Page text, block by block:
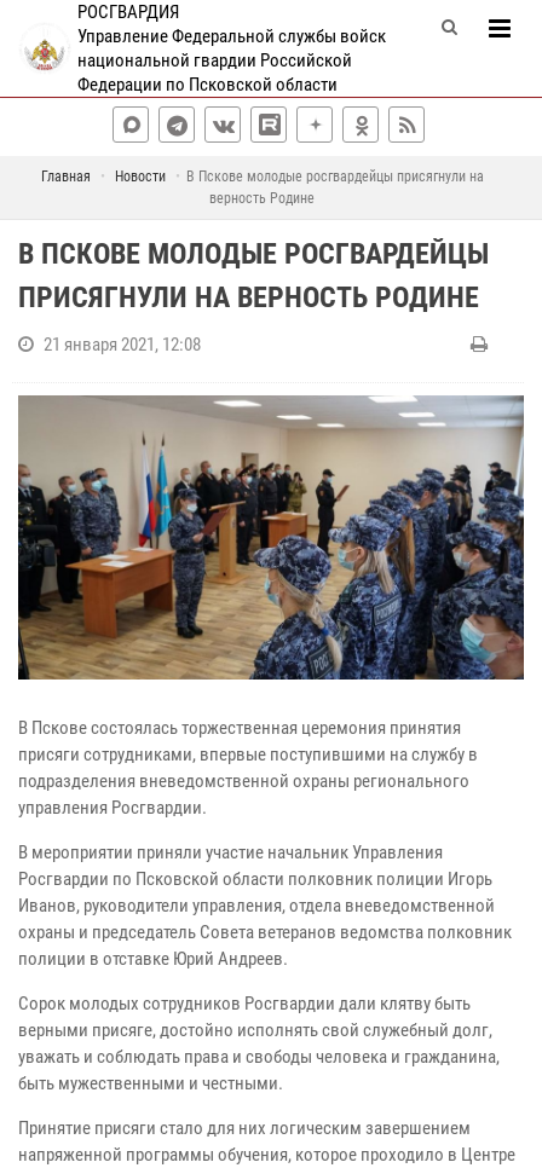
РОСГВАРДИЯ
Управление Федеральной службы войск
национальной гвардии Российской
Федерации по Псковской области
Главная Новости
В Пскове молодые росгвардейцы присягнули на
верность Родине
В ПСКОВЕ МОЛОДЫЕ РОСГВАРДЕЙЦЫ
ПРИСЯГНУЛИ НА ВЕРНОСТЬ РОДИНЕ
21 января 2021, 12:08
В Пскове состоялась торжественная церемония принятия
присяги сотрудниками, впервые поступившими на службу в
подразделения вневедомственной охраны регионального
управления Росгвардии.
В мероприятии приняли участие начальник Управления
Росгвардии по Псковской области полковник полиции Игорь
Иванов, руководители управления, отдела вневедомственной
охраны и председатель Совета ветеранов ведомства полковник
полиции в отставке Юрий Андреев.
Сорок молодых сотрудников Росгвардии дали клятву быть
верными присяге, достойно исполнять свой служебный долг,
уважать и соблюдать права и свободы человека и гражданина,
быть мужественными и честными.
Принятие присяги стало для них логическим завершением
напряженной программы обучения, которое проходило в Центре